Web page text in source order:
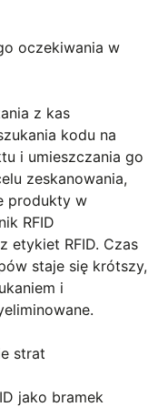
oczekiwania w
z kas
kodu na
i umieszczania go
zeskanowania,
produkty w
RFID
etykiet RFID. Czas
staje się krótszy,
i
strat
jako bramek